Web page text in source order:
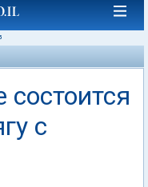
состоится
с